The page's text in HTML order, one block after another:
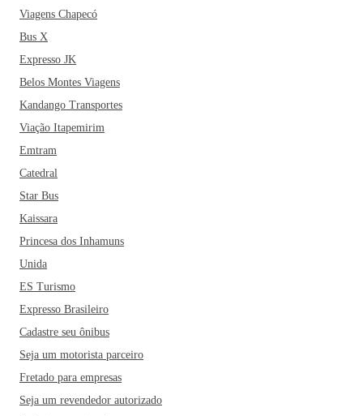
Viagens Chapecó
Bus X
Expresso JK
Belos Montes Viagens
Kandango Transportes
Viação Itapemirim
Emtram
Catedral
Star Bus
Kaissara
Princesa dos Inhamuns
Unida
ES Turismo
Expresso Brasileiro
Cadastre seu ônibus
Seja um motorista parceiro
Fretado para empresas
Seja um revendedor autorizado